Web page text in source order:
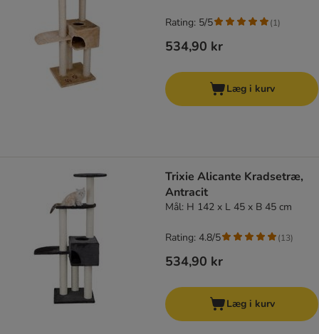
534,90 kr
Rating: 5/5 (1)
Læg i kurv
Trixie Alicante Kradsetræ,
Antracit
Mål: H 142 x L 45 x B 45 cm
534,90 kr
Rating: 4.8/5 (13)
Læg i kurv